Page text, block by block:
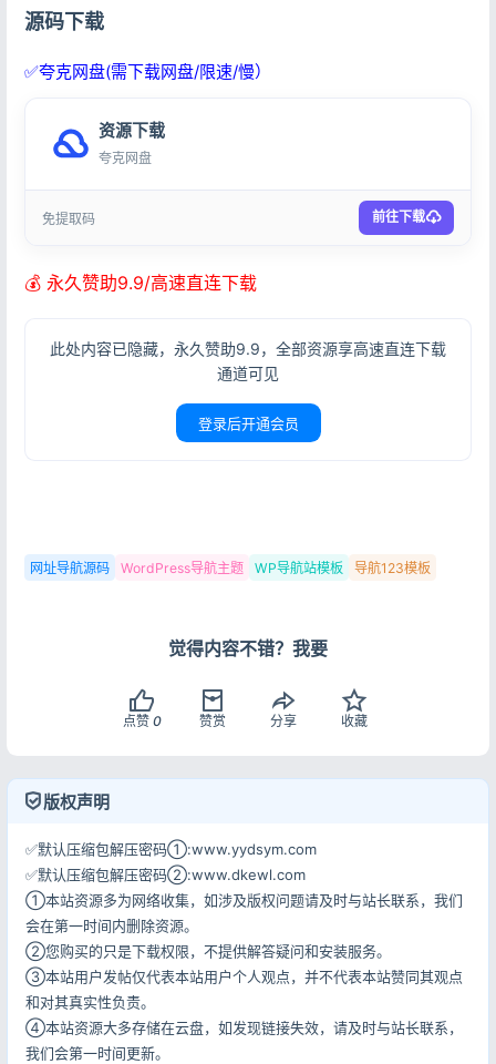
源码下载
✅夸克网盘(需下载网盘/限速/慢）
资源下载
夸克网盘
免提取码 前往下载
💰 永久赞助9.9/高速直连下载
此处内容已隐藏，永久赞助9.9，全部资源享高速直连下载
通道可见
登录后开通会员
网址导航源码 WordPress导航主题 WP导航站模板 导航123模板
觉得内容不错？我要
点赞 0 赞赏 分享 收藏
版权声明
✅默认压缩包解压密码①:www.yydsym.com
✅默认压缩包解压密码②:www.dkewl.com
①本站资源多为网络收集，如涉及版权问题请及时与站长联系，我们
会在第一时间内删除资源。
②您购买的只是下载权限，不提供解答疑问和安装服务。
③本站用户发帖仅代表本站用户个人观点，并不代表本站赞同其观点
和对其真实性负责。
④本站资源大多存储在云盘，如发现链接失效，请及时与站长联系，
我们会第一时间更新。
记住登录
用户协议 隐私政策